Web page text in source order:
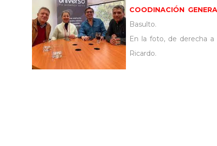
COODINACIÓN
Basulto.
En la foto, de derecha a
Ricardo.